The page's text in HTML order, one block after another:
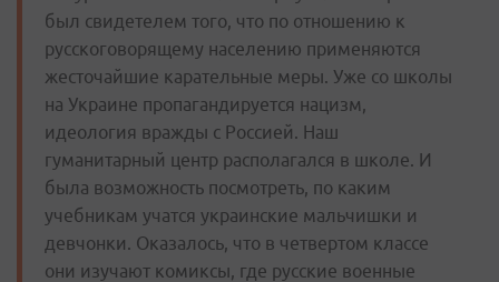
был свидетелем того, что по отношению к
русскоговорящему населению применяются
жесточайшие карательные меры. Уже со школы
на Украине пропагандируется нацизм,
идеология вражды с Россией. Наш
гуманитарный центр располагался в школе. И
была возможность посмотреть, по каким
учебникам учатся украинские мальчишки и
девчонки. Оказалось, что в четвертом классе
они изучают комиксы, где русские военные